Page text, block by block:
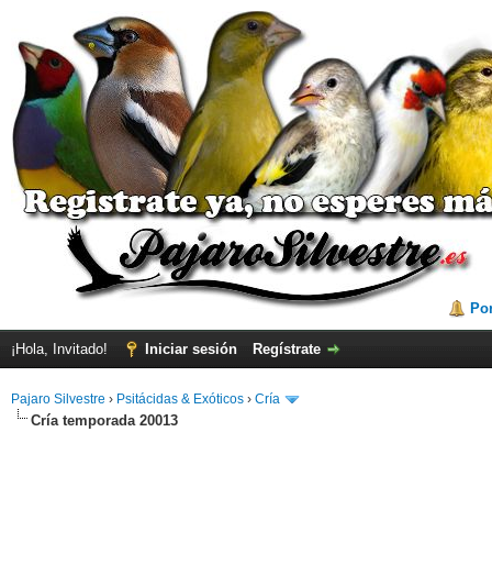
¡Hola, Invitado! Iniciar sesión Regístrate
Pajaro Silvestre › Psitácidas & Exóticos › Cría
Cría temporada 20013